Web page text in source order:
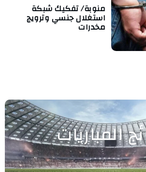
منوبة/ تفكيك شبكة
استغلال جنسي وترويج
مخدرات
المباريات